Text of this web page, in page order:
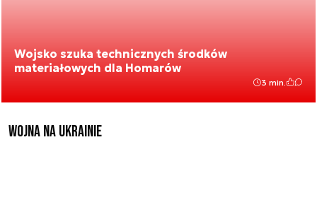
Wojsko szuka technicznych środków
materiałowych dla Homarów
3 min.
Wojna na Ukrainie